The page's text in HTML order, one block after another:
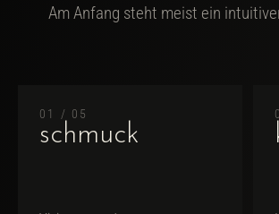
Am Anfang steht meist ein
01 / 05
schmuck